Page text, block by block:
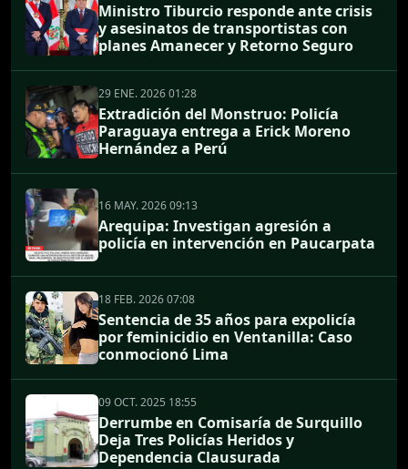
Ministro Tiburcio responde ante crisis
y asesinatos de transportistas con
planes Amanecer y Retorno Seguro
29 ENE. 2026 01:28
Extradición del Monstruo: Policía
Paraguaya entrega a Erick Moreno
Hernández a Perú
16 MAY. 2026 09:13
Arequipa: Investigan agresión a
policía en intervención en Paucarpata
18 FEB. 2026 07:08
Sentencia de 35 años para expolicía
por feminicidio en Ventanilla: Caso
conmocionó Lima
09 OCT. 2025 18:55
Derrumbe en Comisaría de Surquillo
Deja Tres Policías Heridos y
Dependencia Clausurada